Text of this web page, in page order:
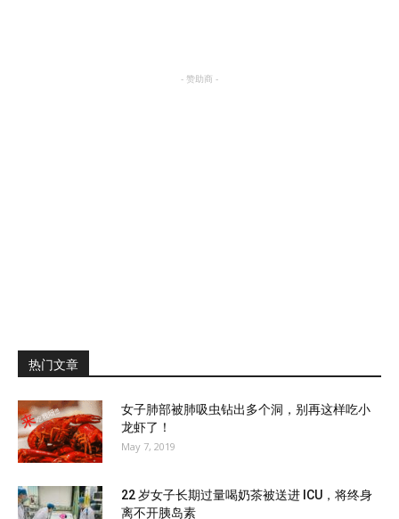
- 赞助商 -
热门文章
女子肺部被肺吸虫钻出多个洞，别再这样吃小
龙虾了！
May 7, 2019
22 岁女子长期过量喝奶茶被送进 ICU，将终身
离不开胰岛素